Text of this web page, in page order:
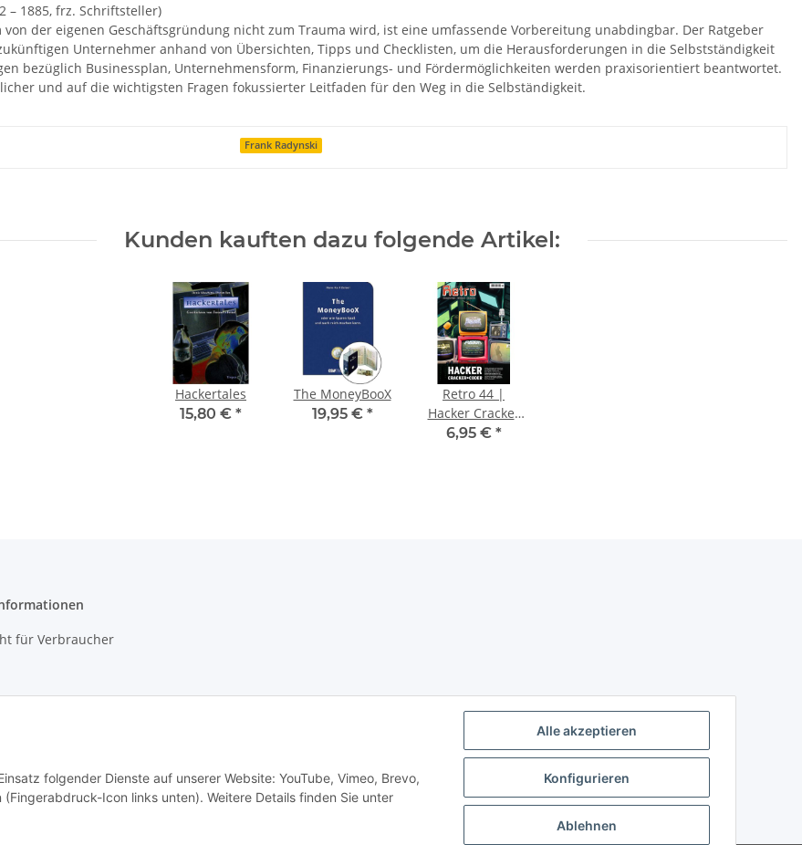
– 1885, frz. Schriftsteller)
von der eigenen Geschäftsgründung nicht zum Trauma wird, ist eine umfassende Vorbereitung unabdingbar. Der Ratgeber
Unternehmer anhand von Übersichten, Tipps und Checklisten, um die Herausforderungen in die Selbstständigkeit
bezüglich Businessplan, Unternehmensform, Finanzierungs- und Fördermöglichkeiten werden praxisorientiert beantwortet.
und auf die wichtigsten Fragen fokussierter Leitfaden für den Weg in die Selbständigkeit.
Frank Radynski
Kunden kauften dazu folgende Artikel:
Hackertales
15,80 € *
The MoneyBooX
19,95 € *
Retro 44 |
Hacker Cracker
Coder
6,95 € *
für Verbraucher
folgender Dienste auf unserer Website: YouTube, Vimeo, Brevo,
Icon links unten). Weitere Details finden Sie unter
Alle akzeptieren
Konfigurieren
Ablehnen